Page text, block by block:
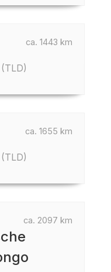
ca. 1443 km
ca. 1655 km
ca. 2097 km